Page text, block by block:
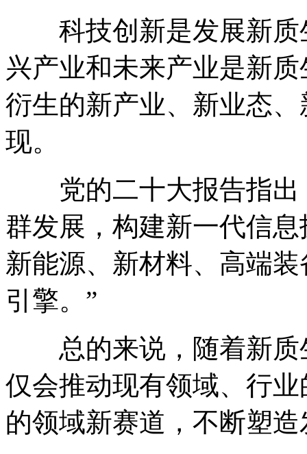
科技创新是发展新质
兴产业和未来产业是新
衍生的新产业、新业态
现。
党的二十大报告指出
群发展，构建新一代信
新能源、新材料、高端
引擎。”
总的来说，随着新质
仅会推动现有领域、行
的领域新赛道，不断塑